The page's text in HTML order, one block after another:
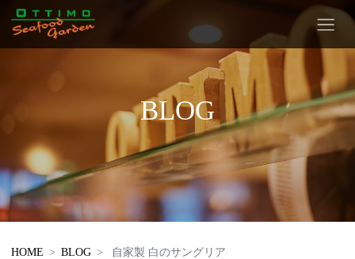
BLOG
HOME BLOG 自家製 白のサングリア